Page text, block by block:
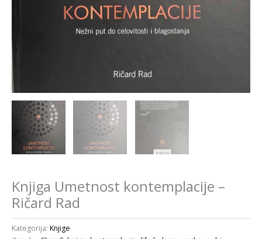
Knjiga Umetnost kontemplacije –
Ričard Rad
Kategorija: Knjige